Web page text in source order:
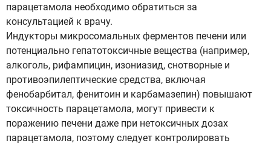
парацетамола необходимо обратиться за
консультацией к врачу.
Индукторы микросомальных ферментов печени или
потенциально гепатотоксичные вещества (например,
алкоголь, рифампицин, изониазид, снотворные и
противоэпилептические средства, включая
фенобарбитал, фенитоин и карбамазепин) повышают
токсичность парацетамола, могут привести к
поражению печени даже при нетоксичных дозах
парацетамола, поэтому следует контролировать